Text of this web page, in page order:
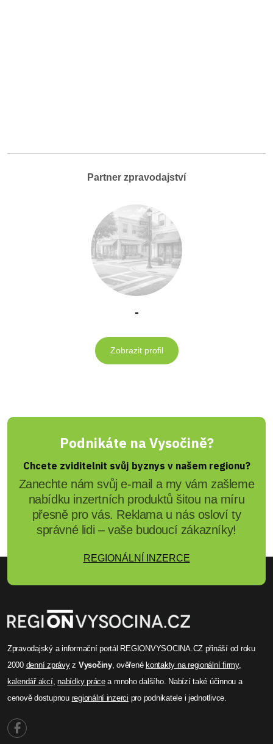
Partner zpravodajství
-
Zobrazit profil
Podnikáte na Vysočině?
Chcete zviditelnit svůj byznys v našem regionu?
Zanechte nám svůj e-mail a my vám zašleme
nabídku inzertních produktů šitou na míru
přesně pro vás. Reklama u nás osloví ty
správné lidi – vaše budoucí zákazníky!
REGIONÁLNÍ INZERCE
Zpravodajský a informační portál REGIONVYSOCINA.CZ přináší od roku
2000 denní zprávyz Vysočiny, ověřenékontakty na regionální firmy,
kalendář akcí,nabídky prácea mnoho dalšího. Nabízí také účinnou a
cenově dostupnou regionální inzerci pro podnikatele i jednotlivce.